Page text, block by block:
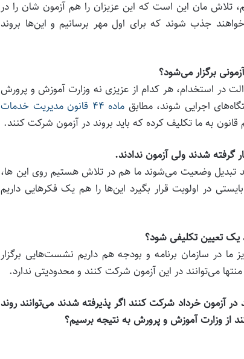
مان این است که این عزیزان را هم آزمون شان را در
جذب شوند که برای اول مهر برسانیم و این‌ها بروند
در استخدام، هر کدام از عزیزی نه وزارت آموزش و پرورش
اجرایی شوند، مطابق
ماده ۴۴ قانون مدیریت خدمات
به ما تکلیف کرده که باید بروند در آزمون شرکت کنند.
گرفته شدند ولی آزمون ندادند.
تبدیل وضعیت می‌شوند ما هم در تلاش هستیم روی این ها،
در اولویت قرار بگیرد این‌ها را هم یک فکر‌هایی داریم
یک تعیین تکلیفی شود؟
در سازمان برنامه و بودجه هم داریم نشست‌هایی برگزار
می‌توانند در این آزمون شرکت کنند و محدودیتی ندارد.
آزمون خرداد شرکت کنند اگر پذیرفته شدند می‌توانند روند
از وزارت آموزش و پرورش به نتیجه برسیم؟